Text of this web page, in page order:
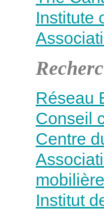
Institute
Réseau
Conseil
Centre
Institut